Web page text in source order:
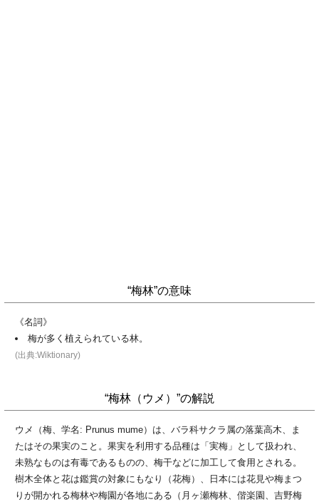
“梅林”の意味
《名詞》
梅が多く植えられている林。
(出典:Wiktionary)
“梅林（ウメ）”の解説
ウメ（梅、学名: Prunus mume）は、バラ科サクラ属の落葉高木、ま
たはその果実のこと。果実を利用する品種は「実梅」として扱われ、
未熟なものは有毒であるものの、梅干などに加工して食用とされる。
樹木全体と花は鑑賞の対象にもなり（花梅）、日本には花見や梅まつ
りが開かれる梅林や梅園が各地にある（月ヶ瀬梅林、偕楽園、吉野梅